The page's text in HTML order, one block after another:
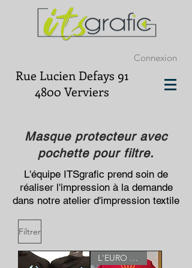
Rue Lucien Defays 91
4800 Verviers
Connexion
Masque protecteur avec
pochette pour filtre.
L'équipe ITSgrafic prend soin de
réaliser l'impression à la demande
dans notre atelier d'impression textile
Filtrer
L'EURO 2021